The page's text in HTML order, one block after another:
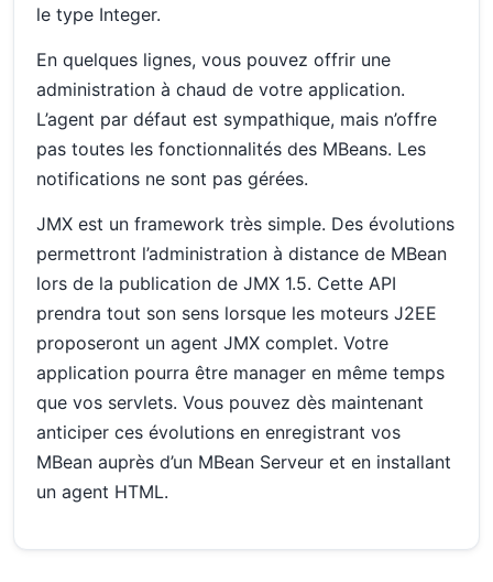
le type Integer.
En quelques lignes, vous pouvez offrir une
administration à chaud de votre application.
L’agent par défaut est sympathique, mais n’offre
pas toutes les fonctionnalités des MBeans. Les
notifications ne sont pas gérées.
JMX est un framework très simple. Des évolutions
permettront l’administration à distance de MBean
lors de la publication de JMX 1.5. Cette API
prendra tout son sens lorsque les moteurs J2EE
proposeront un agent JMX complet. Votre
application pourra être manager en même temps
que vos servlets. Vous pouvez dès maintenant
anticiper ces évolutions en enregistrant vos
MBean auprès d’un MBean Serveur et en installant
un agent HTML.